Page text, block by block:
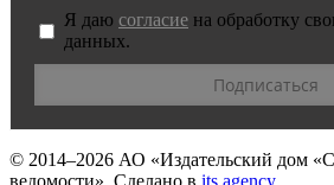
Я даю согласие на обработку
данных.
© 2014–2026 АО «Издательский дом